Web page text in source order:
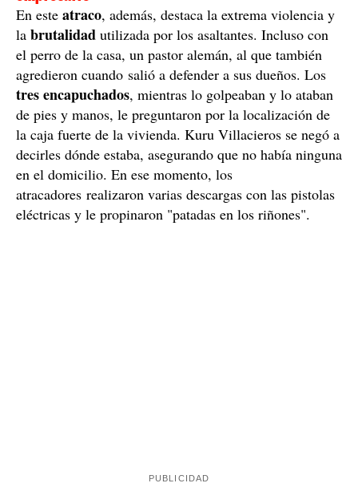
En este atraco, además, destaca la extrema violencia y
la brutalidad utilizada por los asaltantes. Incluso con
el perro de la casa, un pastor alemán, al que también
agredieron cuando salió a defender a sus dueños. Los
tres encapuchados, mientras lo golpeaban y lo ataban
de pies y manos, le preguntaron por la localización de
la caja fuerte de la vivienda. Kuru Villacieros se negó a
decirles dónde estaba, asegurando que no había ninguna
en el domicilio. En ese momento, los
atracadores realizaron varias descargas con las pistolas
eléctricas y le propinaron "patadas en los riñones".